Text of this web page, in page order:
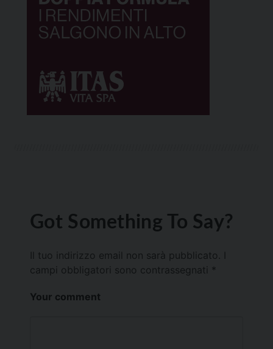
Got Something To Say?
Il tuo indirizzo email non sarà pubblicato.
campi obbligatori sono contrassegnati *
Your comment